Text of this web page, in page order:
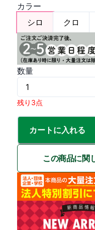
カラー
シロ
クロ
数量
残り3点
カートに入れる
この商品に関